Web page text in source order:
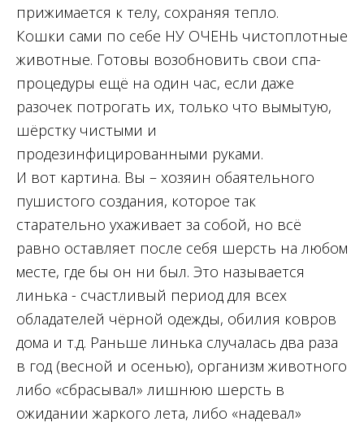
прижимается к телу, сохраняя тепло.
Кошки сами по себе НУ ОЧЕНЬ чистоплотные
животные. Готовы возобновить свои спа-
процедуры ещё на один час, если даже
разочек потрогать их, только что вымытую,
шёрстку чистыми и
продезинфицированными руками.
И вот картина. Вы – хозяин обаятельного
пушистого создания, которое так
старательно ухаживает за собой, но всё
равно оставляет после себя шерсть на любом
месте, где бы он ни был. Это называется
линька - счастливый период для всех
обладателей чёрной одежды, обилия ковров
дома и т.д. Раньше линька случалась два раза
в год (весной и осенью), организм животного
либо «сбрасывал» лишнюю шерсть в
ожидании жаркого лета, либо «надевал»